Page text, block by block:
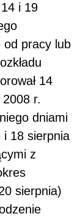
i 19
od pracy lub
14
r.
dniami
i 18 sierpnia
z
sierpnia)